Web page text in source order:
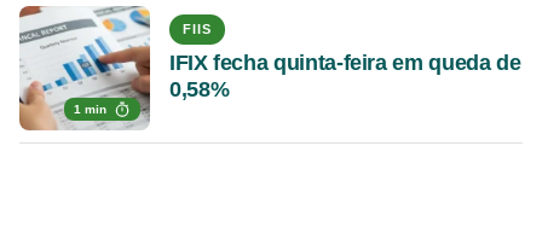
1 min
FIIS
IFIX fecha quinta-feira em queda de
0,58%